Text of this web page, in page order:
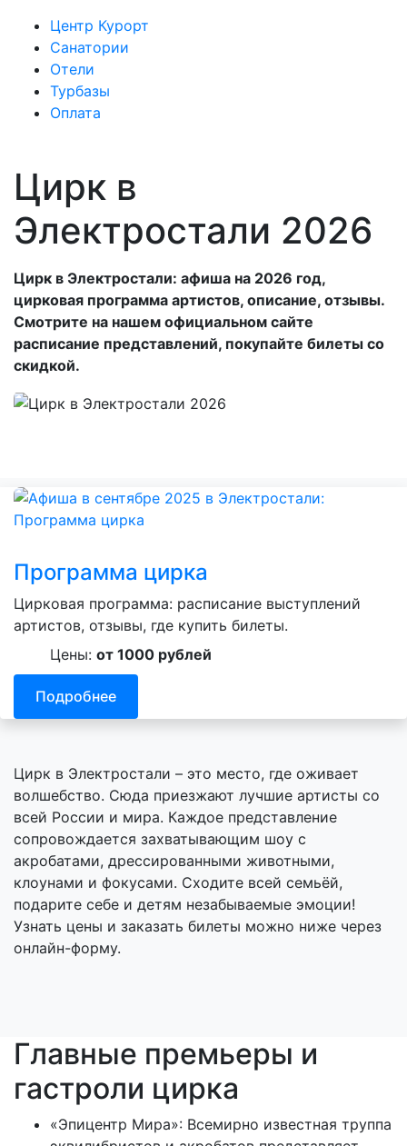
Центр Курорт
Санатории
Отели
Турбазы
Оплата
Цирк в
Электростали 2026
Цирк в Электростали: афиша на 2026 год,
цирковая программа артистов, описание, отзывы.
Смотрите на нашем официальном сайте
расписание представлений, покупайте билеты со
скидкой.
Программа цирка
Цирковая программа: расписание выступлений
артистов, отзывы, где купить билеты.
Цены: от 1000 рублей
Подробнее
Цирк в Электростали – это место, где оживает
волшебство. Сюда приезжают лучшие артисты со
всей России и мира. Каждое представление
сопровождается захватывающим шоу с
акробатами, дрессированными животными,
клоунами и фокусами. Сходите всей семьёй,
подарите себе и детям незабываемые эмоции!
Узнать цены и заказать билеты можно ниже через
онлайн-форму.
Главные премьеры и
гастроли цирка
«Эпицентр Мира»: Всемирно известная труппа